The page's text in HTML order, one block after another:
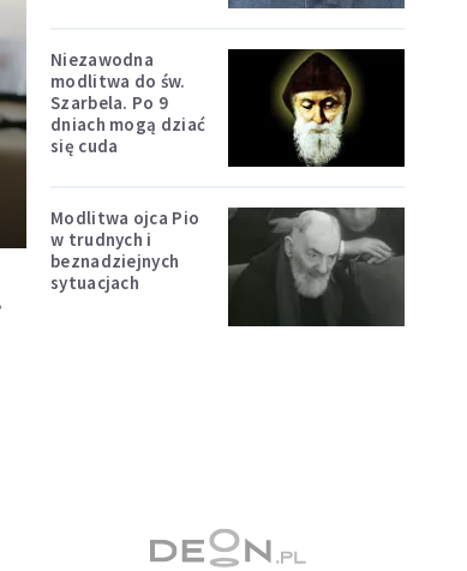
Niezawodna
modlitwa do św.
Szarbela. Po 9
dniach mogą dziać
się cuda
Modlitwa ojca Pio
w trudnych i
beznadziejnych
sytuacjach